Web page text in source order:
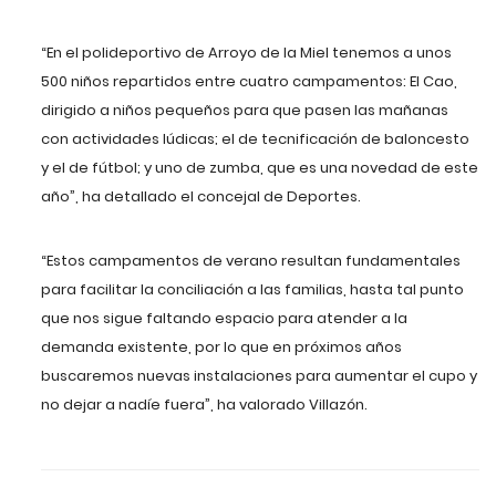
“En el polideportivo de Arroyo de la Miel tenemos a unos
500 niños repartidos entre cuatro campamentos: El Cao,
dirigido a niños pequeños para que pasen las mañanas
con actividades lúdicas; el de tecnificación de baloncesto
y el de fútbol; y uno de zumba, que es una novedad de este
año”, ha detallado el concejal de Deportes.
“Estos campamentos de verano resultan fundamentales
para facilitar la conciliación a las familias, hasta tal punto
que nos sigue faltando espacio para atender a la
demanda existente, por lo que en próximos años
buscaremos nuevas instalaciones para aumentar el cupo y
no dejar a nadíe fuera”, ha valorado Villazón.